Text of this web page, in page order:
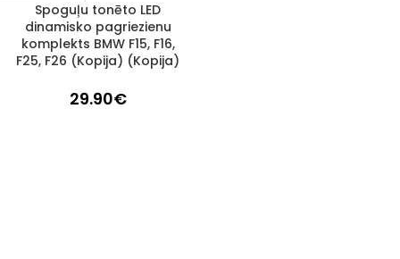
1–3 d. d.
Spoguļu tonēto LED
dinamisko pagriezienu
komplekts BMW F15, F16,
F25, F26 (Kopija) (Kopija)
29.90€